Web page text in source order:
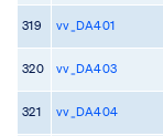
319 vv_DA401
320 vv_DA403
321 vv_DA404